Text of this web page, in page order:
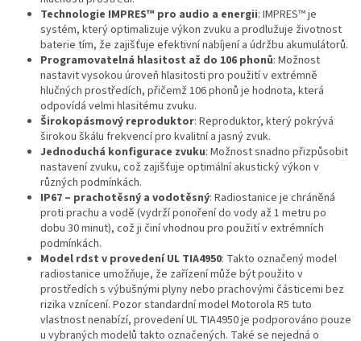
Technologie IMPRES™ pro audio a energii: IMPRES™ je
systém, který optimalizuje výkon zvuku a prodlužuje životnost
baterie tím, že zajišťuje efektivní nabíjení a údržbu akumulátorů.
Programovatelná hlasitost až do 106 phonů: Možnost
nastavit vysokou úroveň hlasitosti pro použití v extrémně
hlučných prostředích, přičemž 106 phonů je hodnota, která
odpovídá velmi hlasitému zvuku.
Širokopásmový reproduktor: Reproduktor, který pokrývá
širokou škálu frekvencí pro kvalitní a jasný zvuk.
Jednoduchá konfigurace zvuku: Možnost snadno přizpůsobit
nastavení zvuku, což zajišťuje optimální akustický výkon v
různých podmínkách.
IP67 – prachotěsný a vodotěsný: Radiostanice je chráněná
proti prachu a vodě (vydrží ponoření do vody až 1 metru po
dobu 30 minut), což ji činí vhodnou pro použití v extrémních
podmínkách.
Model rdst v provedení UL TIA4950: Takto označený model
radiostanice umožňuje, že zařízení může být použito v
prostředích s výbušnými plyny nebo prachovými částicemi bez
rizika vznícení. Pozor standardní model Motorola R5 tuto
vlastnost nenabízí, provedení UL TIA4950 je podporováno pouze
u vybraných modelů takto označených. Také se nejedná o